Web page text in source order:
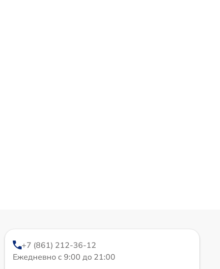
+7 (861) 212-36-12
Ежедневно с 9:00 до 21:00